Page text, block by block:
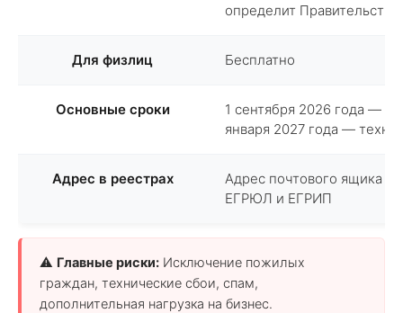
определит Правительство)
Для физлиц Бесплатно
Основные сроки
1 сентября 2026 года —
января 2027 года —
Адрес в реестрах
Адрес почтового ящика
ЕГРЮЛ и ЕГРИП
⚠️ Главные риски: Исключение пожилых
граждан, технические сбои, спам,
дополнительная нагрузка на бизнес.